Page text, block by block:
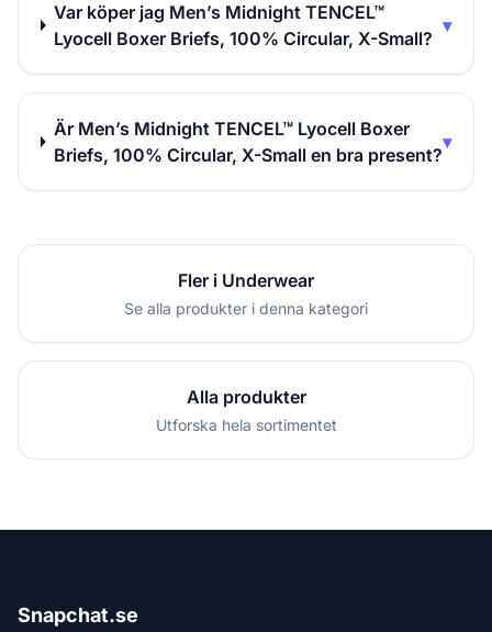
Var köper jag Men’s Midnight TENCEL™
Lyocell Boxer Briefs, 100% Circular, X-Small?
▾
Är Men’s Midnight TENCEL™ Lyocell Boxer
Briefs, 100% Circular, X-Small en bra present?
▾
Fler i Underwear
Se alla produkter i denna kategori
Alla produkter
Utforska hela sortimentet
Snapchat.se